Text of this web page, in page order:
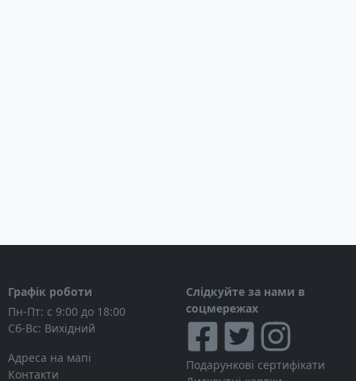
Графік роботи
Пн-Пт: с 9:00 до 18:00
Сб-Вс: Вихідний
Адреса на мапі
Контакти
Слідкуйте за нами в
соцмережах
Подарункові сертифікати